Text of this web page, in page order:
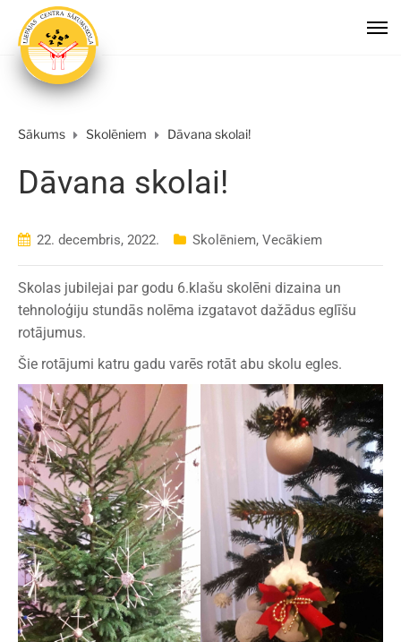
Sākums Skolēniem Dāvana skolai!
Dāvana skolai!
22. decembris, 2022. Skolēniem, Vecākiem
Skolas jubilejai par godu 6.klašu skolēni dizaina un
tehnoloģiju stundās nolēma izgatavot dažādus eglīšu
rotājumus.
Šie rotājumi katru gadu varēs rotāt abu skolu egles.